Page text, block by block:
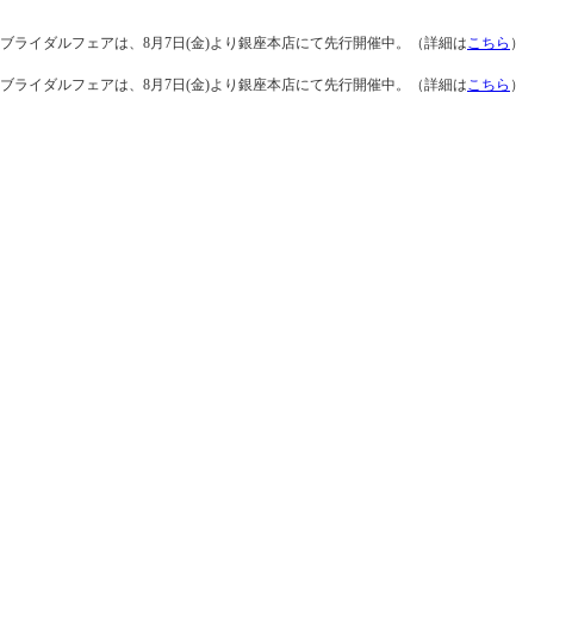
ブライダルフェアは、8月7日(金)より銀座本店にて先行開催中。（詳細はこちら ）
ブライダルフェアは、8月7日(金)より銀座本店にて先行開催中。（詳細はこちら ）